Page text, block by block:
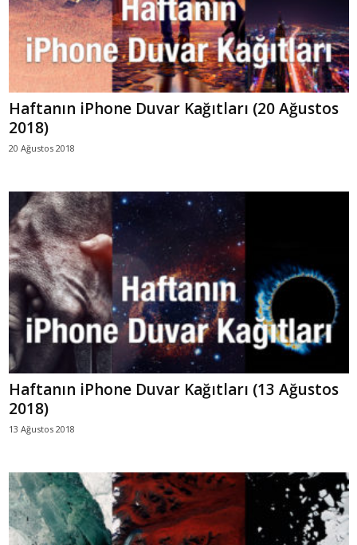
Haftanın iPhone Duvar Kağıtları (20 Ağustos
2018)
20 Ağustos 2018
Haftanın iPhone Duvar Kağıtları (13 Ağustos
2018)
13 Ağustos 2018